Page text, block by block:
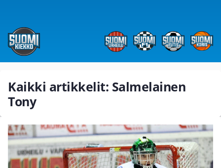
Kaikki artikkelit: Salmelainen
Tony